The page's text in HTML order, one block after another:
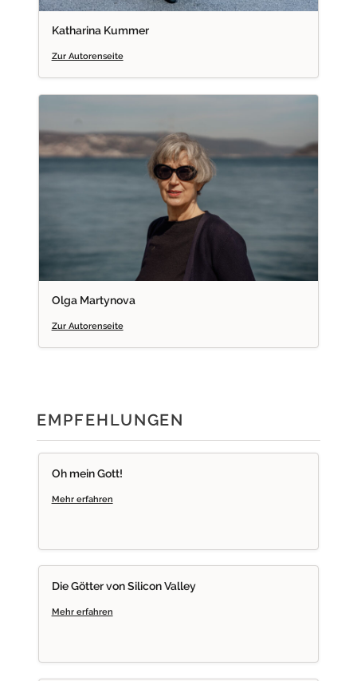
Katharina Kummer
Zur Autorenseite
Olga Martynova
Zur Autorenseite
EMPFEHLUNGEN
OMG
Oh mein Gott!
Mehr erfahren
DGVS
Die Götter von Silicon Valley
Mehr erfahren